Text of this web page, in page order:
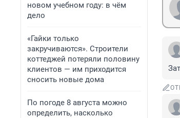
новом учебном году: в чём
дело
«Гайки только
закручиваются». Строители
коттеджей потеряли половину
клиентов — им приходится
сносить новые дома
По погоде 8 августа можно
определить, насколько